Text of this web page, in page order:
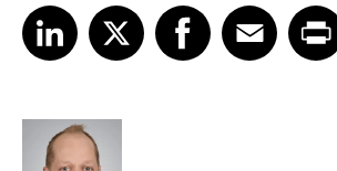
Share article on LinkedIn
LinkedIn
Share article on XShare article on Facebook
Facebook
Share article on Email
EmailShare